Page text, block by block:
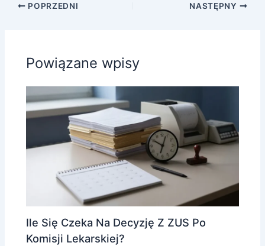
POPRZEDNI NASTĘPNY
Powiązane wpisy
Ile Się Czeka Na Decyzję Z ZUS Po
Komisji Lekarskiej?